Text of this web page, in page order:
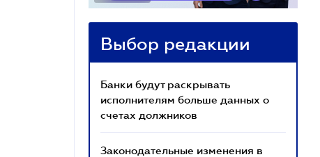
Выбор редакции
Банки будут раскрывать
исполнителям больше данных о
счетах должников
Законодательные изменения в